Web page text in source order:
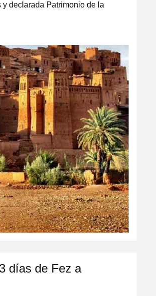
declarada Patrimonio de la
días de Fez a